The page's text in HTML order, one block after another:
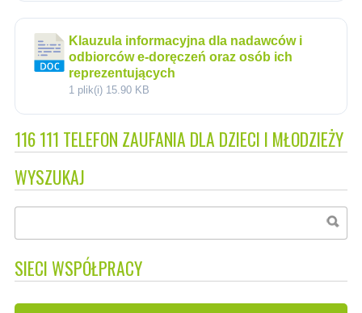
Klauzula informacyjna dla nadawców i
odbiorców e-doręczeń oraz osób ich
reprezentujących
1 plik(i) 15.90 KB
116 111 TELEFON ZAUFANIA DLA DZIECI I MŁODZIEŻY
WYSZUKAJ
SIECI WSPÓŁPRACY